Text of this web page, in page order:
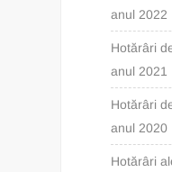
anul 2022
Hotărâri
anul 2021
Hotărâri
anul 2020
Hotărâri